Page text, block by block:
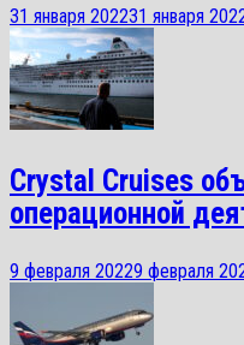
31 января 202231 января
Crystal Cruises
операционной
9 февраля 20229 февраля